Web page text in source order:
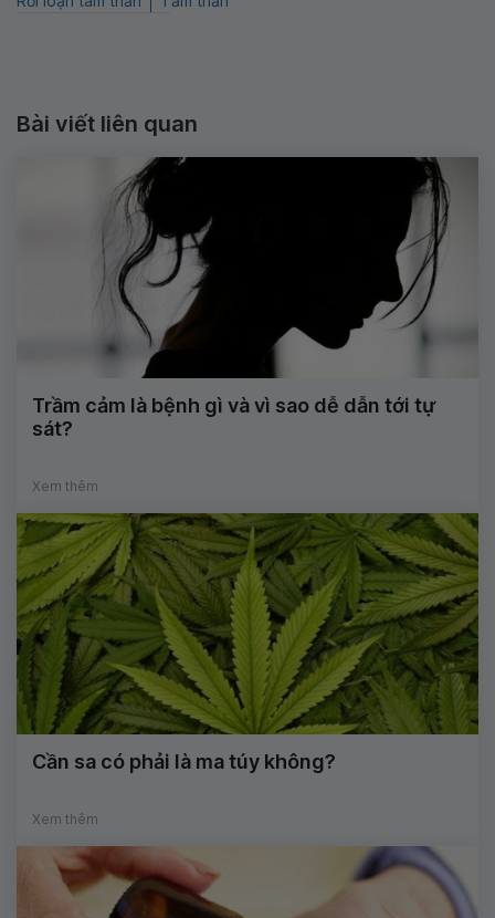
Bài viết liên quan
Trầm cảm là bệnh gì và vì sao dễ dẫn tới tự
sát?
Xem thêm
Cần sa có phải là ma túy không?
Xem thêm